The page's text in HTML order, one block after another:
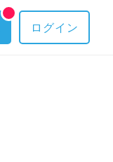
ログイン